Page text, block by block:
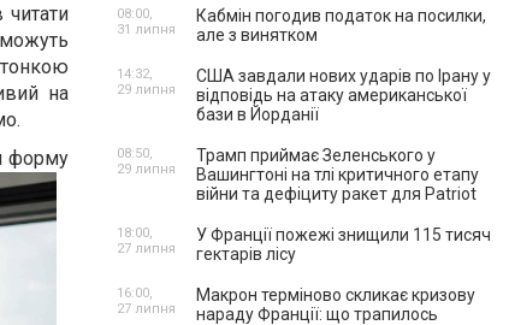
читати
на
форму
Кабмін погодив податок на посилки,
але з винятком
08:00,
31 липня
США завдали нових ударів по Ірану у
відповідь на атаку американської
бази в Йорданії
14:32,
29 липня
Трамп приймає Зеленського у
Вашингтоні на тлі критичного етапу
війни та дефіциту ракет для Patriot
08:50,
29 липня
У Франції пожежі знищили 115 тисяч
гектарів лісу
18:00,
27 липня
Макрон терміново скликає кризову
нараду Франції: що трапилось
16:00,
27 липня